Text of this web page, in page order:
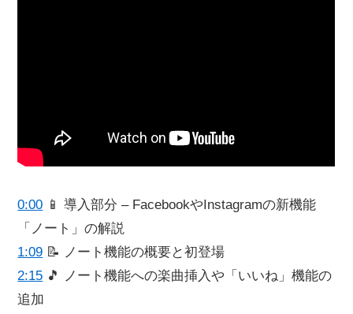
0:00 📱 導入部分 – FacebookやInstagramの新機能
「ノート」の解説
1:09 📝 ノート機能の概要と初登場
2:15 🎵 ノート機能への楽曲挿入や「いいね」機能の
追加